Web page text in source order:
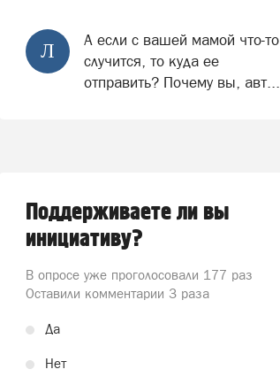
Л
А если с вашей мамой что-то
случится, то куда ее
отправить? Почему вы, авт...
Поддерживаете ли вы
инициативу?
В опросе уже проголосовали 177 раз
Оставили комментарии 3 раза
Да
Нет